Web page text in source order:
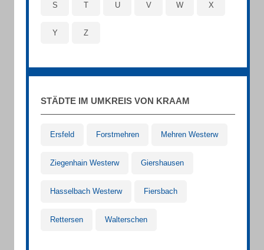
S T U V W X
Y Z
STÄDTE IM UMKREIS VON KRAAM
Ersfeld Forstmehren Mehren Westerw
Ziegenhain Westerw Giershausen
Hasselbach Westerw Fiersbach
Rettersen Walterschen